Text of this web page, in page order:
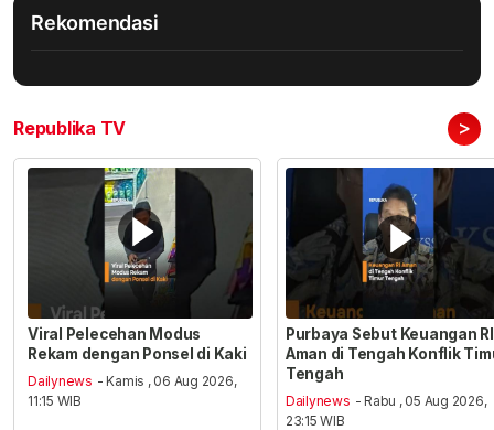
Rekomendasi
Republika TV >
Viral Pelecehan Modus
Rekam dengan Ponsel di Kaki
Dailynews - Kamis , 06 Aug 2026,
11:15 WIB
Purbaya Sebut Keuangan RI
Aman di Tengah Konflik
Tengah
Dailynews - Rabu , 05 Aug 2026,
23:15 WIB